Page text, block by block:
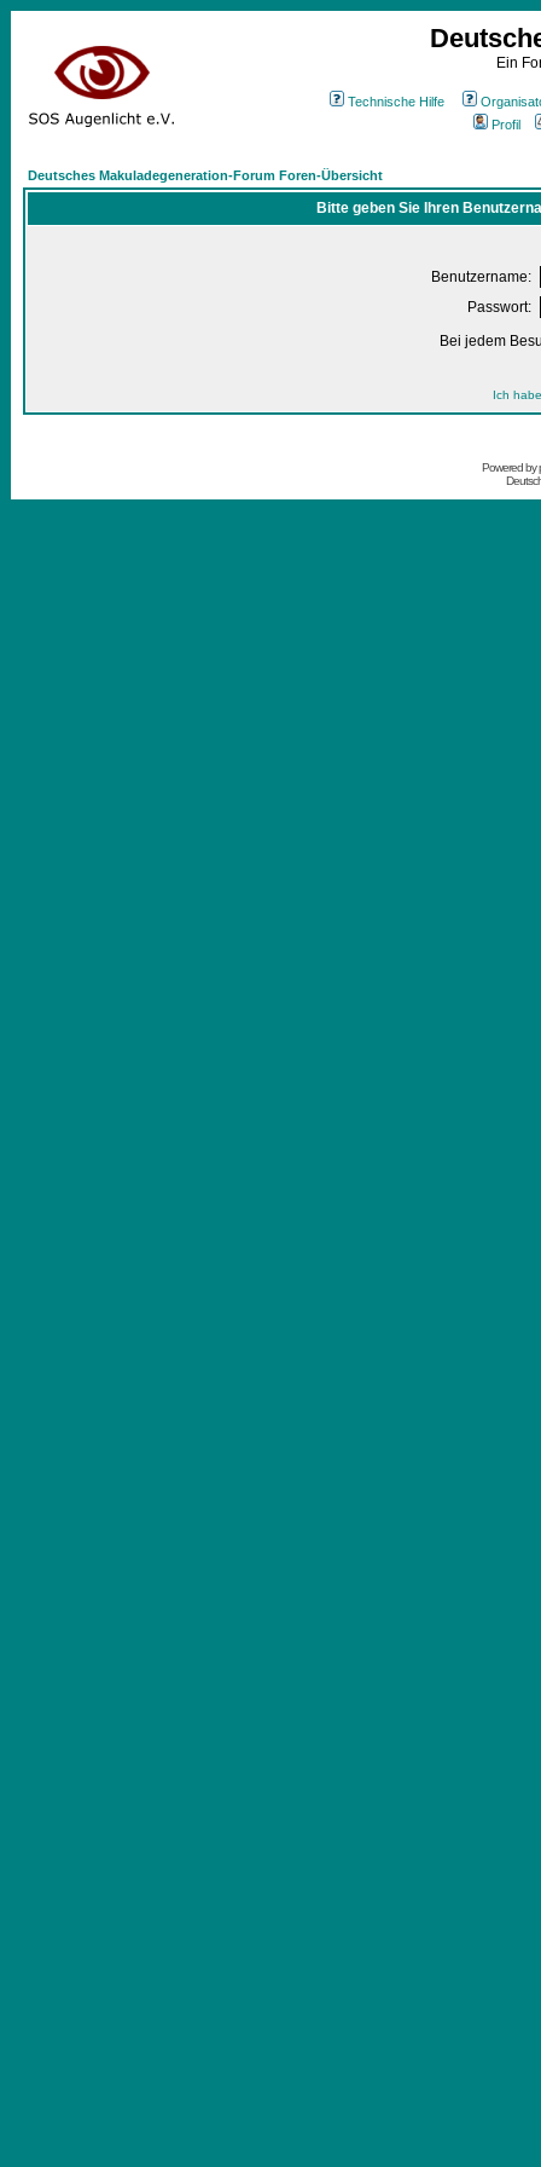
Ein
Technische Hilfe
Profil
Deutsches Makuladegeneration-Forum Foren-Übersicht
Bitte geben Sie Ihren
Benutzername:
Passwort:
Bei jedem
Ich
Powered by